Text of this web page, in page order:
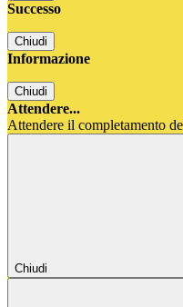
Successo
Chiudi
Informazione
Chiudi
Attendere...
Attendere il completamento
Chiudi